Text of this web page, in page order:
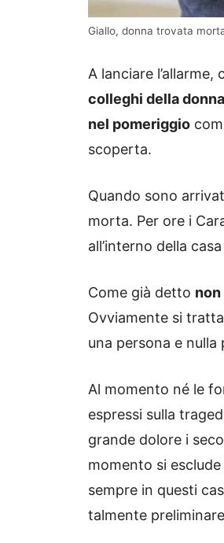
Giallo, donna trovata
A lanciare
colleghi della
nel pomeriggio
scoperta.
Quando sono
morta. Per ore i
all’interno della
Come già detto
Ovviamente si
una persona e nulla
Al momento né le
espressi sulla
grande dolore i
momento si
sempre in questi
talmente